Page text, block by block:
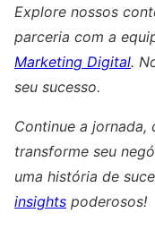
Explore nossos
parceria com a
Marketing Digital.
seu sucesso.
Continue a
transforme seu
uma história de
insights poderosos!